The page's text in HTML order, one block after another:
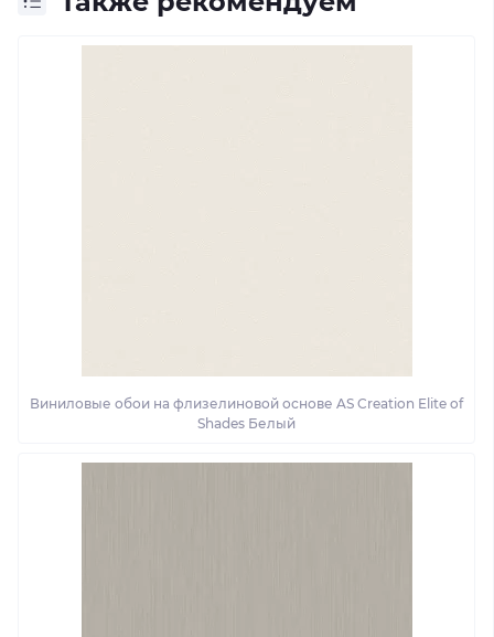
Виниловые обои на флизелиновой основе AS Creation Elite of
Shades Белый